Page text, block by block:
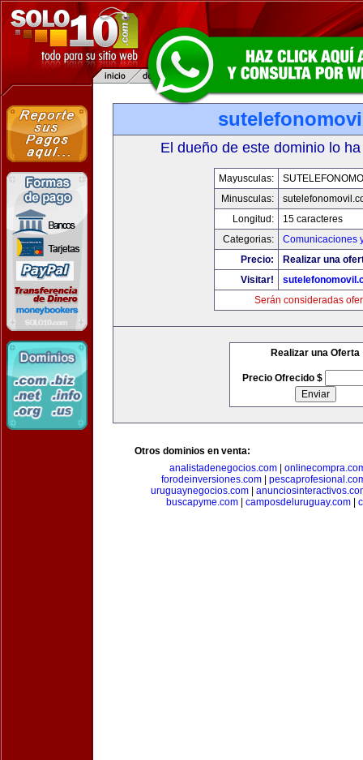
El dueño de este dominio lo
Mayusculas:
Minusculas:
Longitud:
15 caracteres
Categorias:
Comunicaciones
Precio:
Realizar una
Visitar!
Serán consideradas
Realizar una Oferta
Precio Ofrecido $
Otros dominios en venta:
analistadenegocios.com
forodeinversiones.com
uruguaynegocios.com|
buscapyme.com
camposdeluruguay.com